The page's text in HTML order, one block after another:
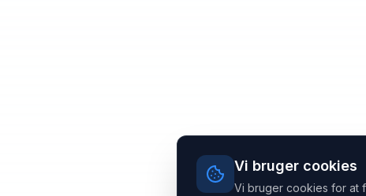
Vi bruger cookies
Vi bruger cookies for at